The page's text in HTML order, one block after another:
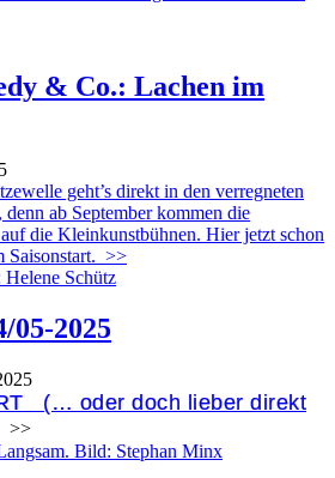
& Co.: Lachen im
geht’s direkt in den verregneten
ab September kommen die
die Kleinkunstbühnen. Hier jetzt schon
>>
05-2025
(… oder doch lieber direkt
>>